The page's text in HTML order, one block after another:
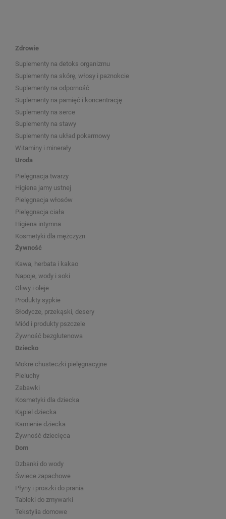
Zdrowie
Suplementy na detoks organizmu
Suplementy na skórę, włosy i paznokcie
Suplementy na odporność
Suplementy na pamięć i koncentrację
Suplementy na serce
Suplementy na stawy
Suplementy na układ pokarmowy
Witaminy i minerały
Uroda
Pielęgnacja twarzy
Higiena jamy ustnej
Pielęgnacja włosów
Pielęgnacja ciała
Higiena intymna
Kosmetyki dla mężczyzn
Żywność
Kawa, herbata i kakao
Napoje, wody i soki
Oliwy i oleje
Produkty sypkie
Słodycze, przekąski, desery
Miód i produkty pszczele
Żywność bezglutenowa
Dziecko
Mokre chusteczki pielęgnacyjne
Pieluchy
Zabawki
Kosmetyki dla dziecka
Kąpiel dziecka
Kamienie dziecka
Żywność dziecięca
Dom
Dzbanki do wody
Świece zapachowe
Płyny i proszki do prania
Tableki do zmywarki
Tekstylia domowe